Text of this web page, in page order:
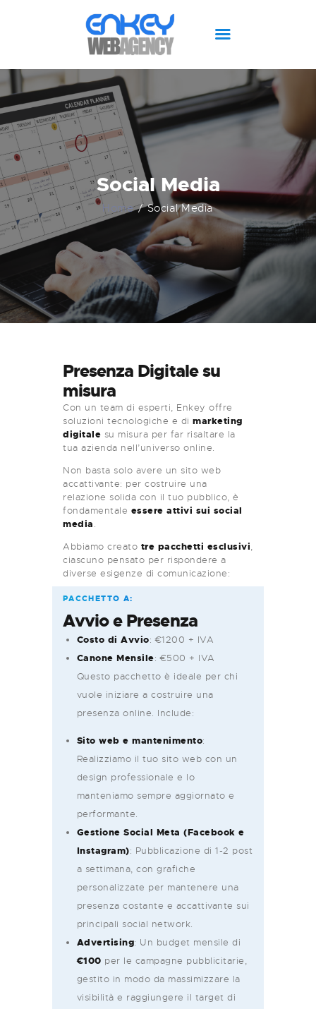
Social Media
Home Social Media
CHI SIAMO
SITI WEB
PIANO EDITORIALE
SOCIAL MEDIA
SUPPORT
BLOG
MAGAZINE
SHOP
Presenza Digitale su
misura
Con un team di esperti, Enkey offre
soluzioni tecnologiche e di marketing
digitale su misura per far risaltare la
tua azienda nell’universo online.
Non basta solo avere un sito web
accattivante: per costruire una
relazione solida con il tuo pubblico, è
fondamentale essere attivi sui social
media.
Abbiamo creato tre pacchetti esclusivi,
ciascuno pensato per rispondere a
diverse esigenze di comunicazione:
PACCHETTO A:
Avvio e Presenza
Costo di Avvio: €1200 + IVA
Canone Mensile: €500 + IVA
Questo pacchetto è ideale per chi
vuole iniziare a costruire una
presenza online. Include:
Sito web e mantenimento:
Realizziamo il tuo sito web con un
design professionale e lo
manteniamo sempre aggiornato e
performante.
Gestione Social Meta (Facebook e
Instagram): Pubblicazione di 1-2 post
a settimana, con grafiche
personalizzate per mantenere una
presenza costante e accattivante sui
principali social network.
Advertising: Un budget mensile di
€100 per le campagne pubblicitarie,
gestito in modo da massimizzare la
visibilità e raggiungere il target di